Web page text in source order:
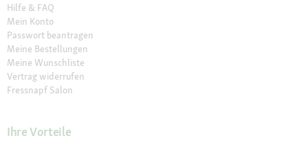
Hilfe & FAQ
Mein Konto
Passwort beantragen
Meine Bestellungen
Meine Wunschliste
Vertrag widerrufen
Fressnapf Salon
Ihre Vorteile